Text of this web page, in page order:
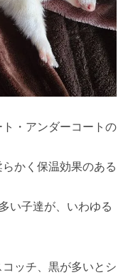
・アンダーコートの
かく保温効果のある
い子達が、いわゆる
ッチ、黒が多いとシ